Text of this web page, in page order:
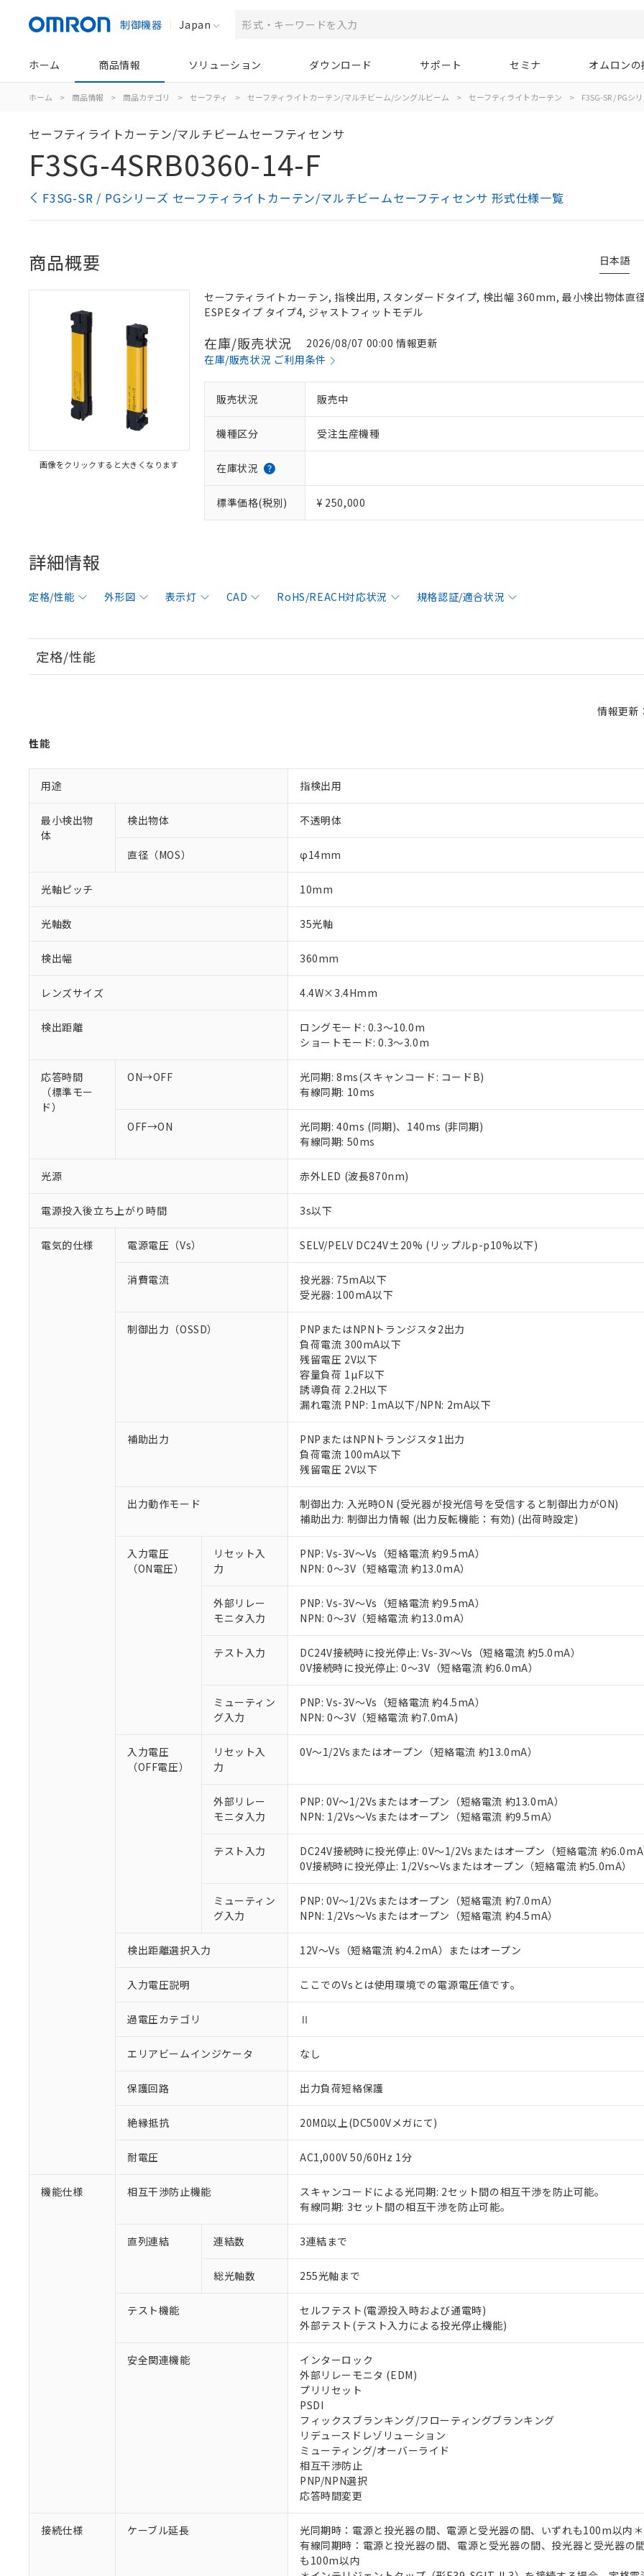
制御機器 Japan
ホーム 商品情報 ソリューション ダウンロード サポート セミナ オムロン
ホーム > 商品情報 > 商品カテゴリ > セーフティ > セーフティライトカーテン/マルチビーム/シングルビーム > セーフティライトカーテン > F3SG-SR / PGシ
セーフティライトカーテン/マルチビームセーフティセンサ
F3SG-4SRB0360-14-F
F3SG-SR / PGシリーズ セーフティライトカーテン/マルチビームセーフティセンサ 形式仕様一覧
日本語
商品概要
画像をクリックすると大きくなります
セーフティライトカーテン, 指検出用, スタンダードタイプ, 検出幅 360mm, 最小検出物体
ESPEタイプ タイプ4, ジャストフィットモデル
在庫/販売状況
2026/08/07 00:00 情報更新
在庫/販売状況 ご利用条件
販売状況 販売中
機種区分 受注生産機種
在庫状況
標準価格(税別) ¥ 250,000
詳細情報
定格/性能 外形図 表示灯 CAD RoHS/REACH対応状況 規格認証/適合状況
定格/性能
情報更
性能
用途 指検出用
最小検出物
体
検出物体 不透明体
直径（MOS） φ14mm
光軸ピッチ 10mm
光軸数 35光軸
検出幅 360mm
レンズサイズ 4.4W×3.4Hmm
検出距離
ロングモード: 0.3～10.0m
ショートモード: 0.3～3.0m
応答時間
（標準モー
ド）
ON→OFF
光同期: 8ms(スキャンコード: コードB)
有線同期: 10ms
OFF→ON
光同期: 40ms (同期)、140ms (非同期)
有線同期: 50ms
光源 赤外LED (波長870nm)
電源投入後立ち上がり時間 3s以下
電気的仕様 電源電圧（Vs） SELV/PELV DC24V±20% (リップルp-p10%以下)
消費電流
投光器: 75mA以下
受光器: 100mA以下
制御出力（OSSD）
PNPまたはNPNトランジスタ2出力
負荷電流 300mA以下
残留電圧 2V以下
容量負荷 1µF以下
誘導負荷 2.2H以下
漏れ電流 PNP: 1mA以下/NPN: 2mA以下
補助出力
PNPまたはNPNトランジスタ1出力
負荷電流 100mA以下
残留電圧 2V以下
出力動作モード
制御出力: 入光時ON (受光器が投光信号を受信すると制御出力がON)
補助出力: 制御出力情報 (出力反転機能：有効) (出荷時設定)
入力電圧
（ON電圧）
リセット入
力
PNP: Vs-3V～Vs（短絡電流 約9.5mA）
NPN: 0～3V（短絡電流 約13.0mA）
外部リレー
モニタ入力
PNP: Vs-3V～Vs（短絡電流 約9.5mA）
NPN: 0～3V（短絡電流 約13.0mA）
テスト入力
DC24V接続時に投光停止: Vs-3V～Vs（短絡電流 約5.0mA）
0V接続時に投光停止: 0～3V（短絡電流 約6.0mA）
ミューティン
グ入力
PNP: Vs-3V～Vs（短絡電流 約4.5mA）
NPN: 0～3V（短絡電流 約7.0mA)
入力電圧
（OFF電圧）
リセット入
力
0V～1/2Vsまたはオープン（短絡電流 約13.0mA）
外部リレー
モニタ入力
PNP: 0V～1/2Vsまたはオープン（短絡電流 約13.0mA）
NPN: 1/2Vs～Vsまたはオープン（短絡電流 約9.5mA）
テスト入力
DC24V接続時に投光停止: 0V～1/2Vsまたはオープン（短絡電流 約6.0mA
0V接続時に投光停止: 1/2Vs～Vsまたはオープン（短絡電流 約5.0mA）
ミューティン
グ入力
PNP: 0V～1/2Vsまたはオープン（短絡電流 約7.0mA）
NPN: 1/2Vs～Vsまたはオープン（短絡電流 約4.5mA）
検出距離選択入力 12V～Vs（短絡電流 約4.2mA）またはオープン
入力電圧説明 ここでのVsとは使用環境での電源電圧値です。
過電圧カテゴリ Ⅱ
エリアビームインジケータ なし
保護回路 出力負荷短絡保護
絶縁抵抗 20MΩ以上(DC500Vメガにて)
耐電圧 AC1,000V 50/60Hz 1分
機能仕様 相互干渉防止機能
スキャンコードによる光同期: 2セット間の相互干渉を防止可能。
有線同期: 3セット間の相互干渉を防止可能。
直列連結 連結数 3連結まで
総光軸数 255光軸まで
テスト機能
セルフテスト(電源投入時および通電時)
外部テスト(テスト入力による投光停止機能)
安全関連機能
インターロック
外部リレーモニタ (EDM)
プリリセット
PSDI
フィックスブランキング/フローティングブランキング
リデュースドレゾリューション
ミューティング/オーバーライド
相互干渉防止
PNP/NPN選択
応答時間変更
接続仕様 ケーブル延長
光同期時：電源と投光器の間、電源と受光器の間、いずれも100m以内＊
有線同期時：電源と投光器の間、電源と受光器の間、投光器と受光器の
も100m以内
ご利用条件
以下の条件をお読みいただき、同意のうえご利用ください。
くものです。
当社制御機器事業取扱商品の中には、本サービスの対象外となる商品もあること
在庫状況および標準価格照会結果は、記載している更新日時点での社内データに
のであり、閲覧された時点での実際の在庫および標準価格とは異なる場合があるこ
い。
正式な納期状況および標準価格はお客様のお取引先、またはお客様担当のオムロ
当社販売員にご相談ください。
オムロン制御機器販売店や当社販売拠点は「販売ネットワーク
マイパーツ機能（部品リスト作成サービス）をご利用いただくには、I-Webメンバ
ている必要があります。
が、当社の製品・サービスに関するお客様との取引・商談に必要な範囲で利用する
※当社の共同利用者とは、"個人情報の共同利用に関して"
の「1.共同利用者の
いる法人を指します。
※1 対応状況
対応済み：EU RoHS指令（10物質）の非含有に対応した製品が提供可能な商品です
対応予定：EU RoHS指令（10物質）の非含有に対応した製品に切り替える予定のある商
対応予定なし：EU RoHS指令（10物質）の非含有に非対応の商品で、対応品を出す予
調査・確認中：EU RoHS指令（10物質）の非含有の対応状況を調査中または確認中の商
非該当品：ライセンス料など無形物で、有害物質有無と関係のない商品です。
仕入先様の事情により、非含有部品としていたものが、含有品と判明した場合などやむ
鉛(Pb) 1000ppm以下、 水銀(Hg) 1000ppm以下、 カドミウム(Cd) 100ppm以下、
六価クロム(Cr(Ⅵ)) 1000ppm以下、ポリ臭化ビフェニル類(PBB) 1000ppm以下、ポリ臭化ジフェニルエーテル類
フタル酸ビス(2-エチルヘキシル) (DEHP)(別名：DOP) 1000ppm以下、フタル酸ブチルベンジル（BBP）
ル（DBP） 1000ppm以下、フタル酸ジイソブチル (DIBP) 1000ppm以下
但し、RoHS指令で産業用監視および制御機器に対する適用除外項目は除く。
フタル酸エステル類の４物質については閾値を超える意図的な使用がないことを確認しています。
※2 対応予定月
EU RoHS指令（10物質）の非含有証明書
51物質の非含有証明書（当社基準）
※本証明書は発行日時点で非含有を証明するもので、過去に遡って非含有を証明するも
また、RoHS指令のフタル酸エステル類４物質の対応では、対応完了までの期間は出
混在することから備考欄に対応日を記載しておりました。
「○」：最大均質材料含有率が中国RoHSの基準値以下であることを示します。
「×」：最大均質材料含有率が中国RoHSの基準値を超えていることを示します。
「－」：未確認です。当社販売部門へお問い合わせください。
*中国RoHS10物質の基準値 (GB/T26572)：
Cr(Ⅵ)(六価クロム) : 1000ppm、 PBBs(ポリ臭化ビフェニル類) : 1000ppm、 PBDEs(ポリ臭化ジフェニルエーテ
DBP(フタル酸ジブチル) : 1000ppm、 DIBP(フタル酸ジイソブチル) : 1000ppm、 BBP(フタル酸ブチルベンジル) :
※2 環境保護使用期限
「ｅ」：有害物質（10物質）のすべてが基準値以下であることを示します。
「10」：通常の使用状況下において有害物質が外部に漏えいし、環境に深刻な影響を及
「－」：未確認です。当社販売部門へお問い合わせください。
当社は、これら貴社製品のうち、外国為替および外国貿易法に定める商品（以下｢
う）を輸出または国外への提供する場合は、日本国政府の輸出許可(または役務取
などの必要な手続きをとります。
当社は規制貨物を破棄する場合は、完全に破砕するなど、違法に輸出されないよ
ます。
当社は貴社製品を、核兵器、ミサイル、化学兵器、生物兵器またはその他武器並び
置等に一切使用いたしません。
当社は、貴社製品を第三者に販売する場合は、上記1、2および3の内容を当該第三
また当社は、販売先および販売に係わる関係者が違法に輸出するおそれがある場
たしません。
合意する
○ 一定数以上の在庫あり
△ 一定数には満たないが在庫あり
在庫なし(最新の在庫状況については、お客様のお取引先、またはお客様担当
機器販売店・当社販売員にご確認ください)
白
受注生産機種、また在庫状況の情報を公開していない機種